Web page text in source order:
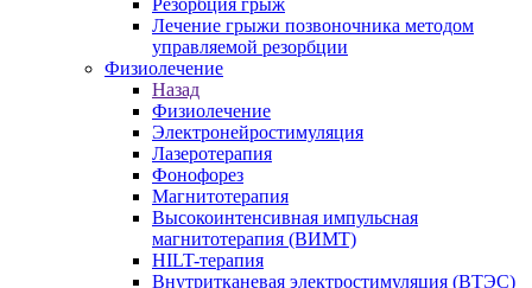
Резорбция грыж
Лечение грыжи позвоночника методом
управляемой резорбции
Физиолечение
Назад
Физиолечение
Электронейростимуляция
Лазеротерапия
Фонофорез
Магнитотерапия
Высокоинтенсивная импульсная
магнитотерапия (ВИМТ)
HILT-терапия
Внутритканевая электростимуляция (ВТЭС)